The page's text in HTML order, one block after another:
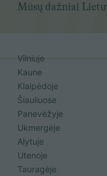
Mūsų dažniai
Vilniuje
Kaune
Klaipėdoje
Šiauliuose
Panevėžyje
Ukmergėje
Alytuje
Utenoje
Tauragėje